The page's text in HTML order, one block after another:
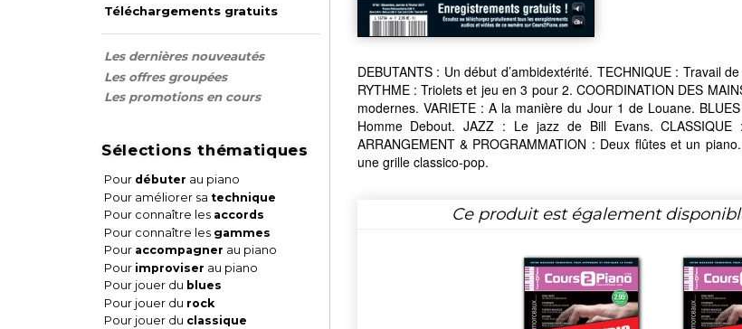
Téléchargements gratuits
Les dernières nouveautés
Les offres groupées
Les promotions en cours
Sélections thématiques
Pour débuter au piano
Pour améliorer sa technique
Pour connaître les accords
Pour connaître les gammes
Pour accompagner au piano
Pour improviser au piano
Pour jouer du blues
Pour jouer du rock
Pour jouer du classique
DEBUTANTS : Un début d’ambidextérité. TECHNIQUE : Travail
RYTHME : Triolets et jeu en 3 pour 2. COORDINATION DES
modernes. VARIETE : A la manière du Jour 1 de Louane.
Homme Debout. JAZZ : Le jazz de Bill Evans.
ARRANGEMENT & PROGRAMMATION : Deux flûtes et un
une grille classico-pop.
Ce produit est également